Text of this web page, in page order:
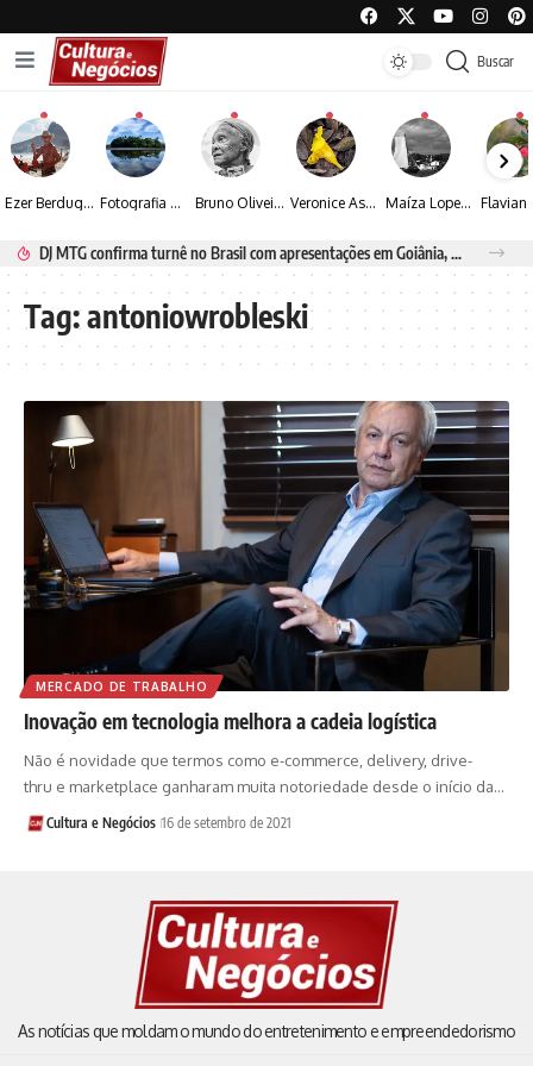
Buscar
Ezer Berdugo transforma experiências multiculturais e memórias em narrativas visuais por meio da fotografia Fotografia de Fátima Carlini transforma paisagens naturais em experiências de contemplação Bruno Oliveira retrata o cotidiano urbano por meio da fotografia em preto e branco Veronice Assini Saes transforma a natureza em fotografias marcadas pela sensibilidade Maíza Lopes transforma cultura popular baiana em narrativas fotográficas
DJ MTG confirma turnê no Brasil com apresentações em Goiânia, Porto Seguro e Rio de Janeiro
Tag:antoniowrobleski
MERCADO DE TRABALHO
Inovação em tecnologia melhora a cadeia logística
Não é novidade que termos como e-commerce, delivery, drive-
thru e marketplace ganharam muita notoriedade desde o início da…
Cultura e Negócios 16 de setembro de 2021
As notícias que moldam o mundo do entretenimento e empreendedorismo